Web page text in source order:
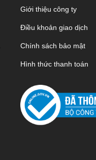
Giới thiệu công ty
Điều khoản giao dịch
Chính sách bảo mật
Hình thức thanh toán